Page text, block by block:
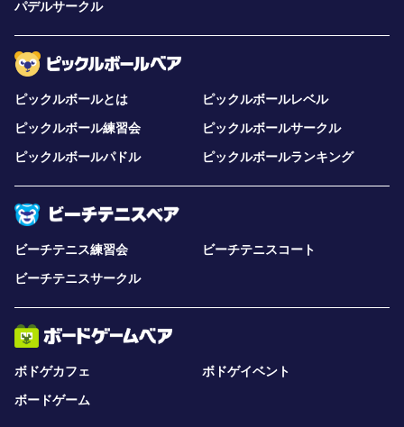
パデルサークル
ピックルボールとは
ピックルボールレベル
ピックルボール練習会
ピックルボールサークル
ピックルボールパドル
ピックルボールランキング
ビーチテニス練習会
ビーチテニスコート
ビーチテニスサークル
ボドゲカフェ
ボドゲイベント
ボードゲーム